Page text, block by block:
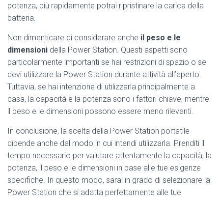
potenza, più rapidamente potrai ripristinare la carica della
batteria.
Non dimenticare di considerare anche il peso e le
dimensioni della Power Station. Questi aspetti sono
particolarmente importanti se hai restrizioni di spazio o se
devi utilizzare la Power Station durante attività all’aperto.
Tuttavia, se hai intenzione di utilizzarla principalmente a
casa, la capacità e la potenza sono i fattori chiave, mentre
il peso e le dimensioni possono essere meno rilevanti.
In conclusione, la scelta della Power Station portatile
dipende anche dal modo in cui intendi utilizzarla. Prenditi il
tempo necessario per valutare attentamente la capacità, la
potenza, il peso e le dimensioni in base alle tue esigenze
specifiche. In questo modo, sarai in grado di selezionare la
Power Station che si adatta perfettamente alle tue